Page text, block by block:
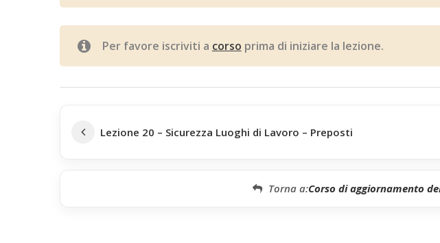
Per favore iscriviti a corso prima di iniziare la lezione.
Lezione 20 – Sicurezza Luoghi di Lavoro – Preposti
Torna a:Corso di aggiornamento